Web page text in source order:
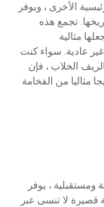
الأخرى ، ويوفر
تجمع هذه
مثالية
عادية. سواء كنت
الخلاب ، فإن
مثاليا من الفخامة
، يوفر
قصيرة لا تنسى عبر